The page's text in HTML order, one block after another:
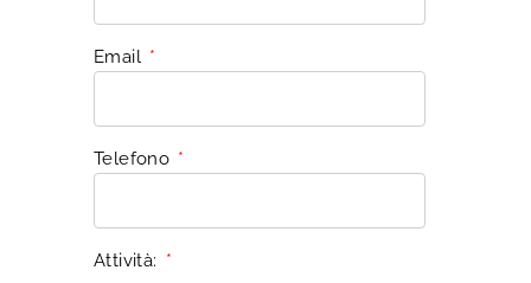
Email
Telefono
Attività: